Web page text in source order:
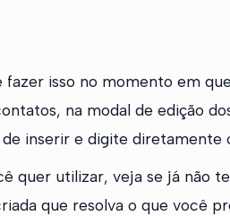
isso no momento em
na modal de edição
inserir e digite diretamente
quer utilizar, veja se já não
que resolva o que você